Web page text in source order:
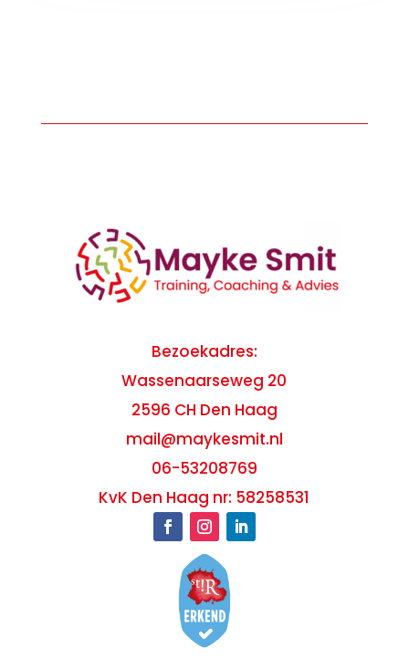
Bezoekadres:
Wassenaarseweg 20
2596 CH Den Haag
mail@maykesmit.nl
06-53208769
KvK Den Haag nr: 58258531